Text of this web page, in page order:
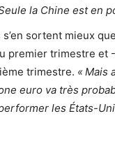
la Chine est en
sortent mieux
premier trimestre et
trimestre. « Mais
euro va très
les États-